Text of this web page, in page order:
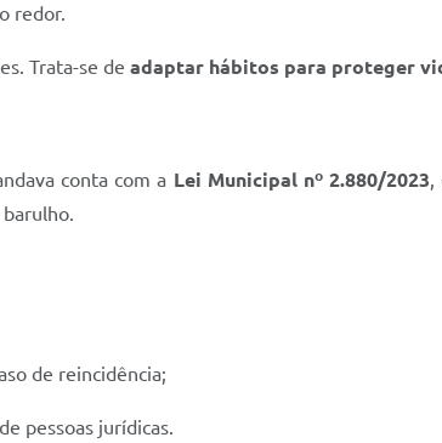
redor.
Trata-se de adaptar hábitos para proteger
conta com a Lei Municipal nº 2.880/2023,
de reincidência;
pessoas jurídicas.